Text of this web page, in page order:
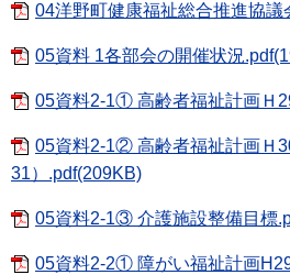
04洋野町健康福祉総合推進協
05資料 1各部会の開催状況
05資料2-1① 高齢者福祉計画Ｈ
05資料2-1② 高齢者福祉計画Ｈ
31）.pdf(209KB)
05資料2-1③ 介護施設整備目標
05資料2-2① 障がい福祉計画